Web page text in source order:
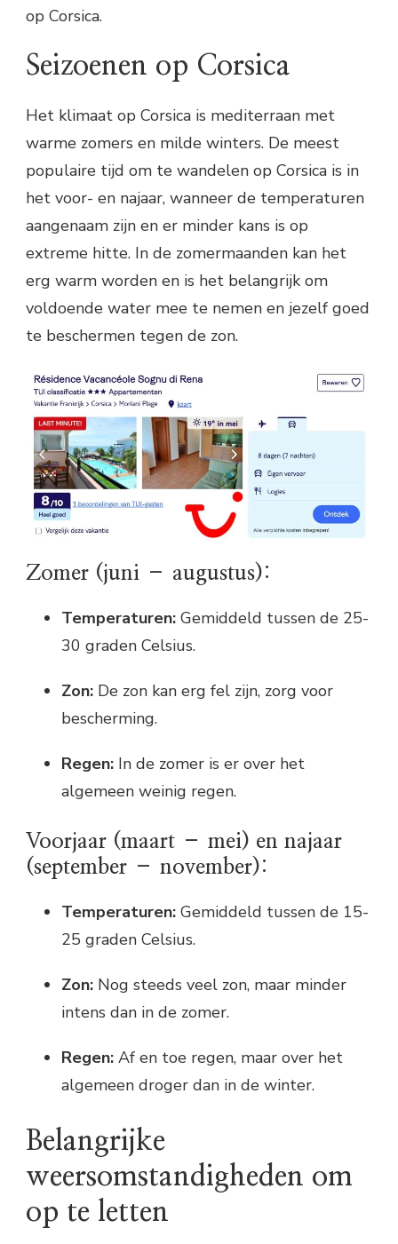
op Corsica.
Seizoenen op Corsica
Het klimaat op Corsica is mediterraan met
warme zomers en milde winters. De meest
populaire tijd om te wandelen op Corsica is in
het voor- en najaar, wanneer de temperaturen
aangenaam zijn en er minder kans is op
extreme hitte. In de zomermaanden kan het
erg warm worden en is het belangrijk om
voldoende water mee te nemen en jezelf goed
te beschermen tegen de zon.
Zomer (juni – augustus):
Temperaturen: Gemiddeld tussen de 25-
30 graden Celsius.
Zon: De zon kan erg fel zijn, zorg voor
bescherming.
Regen: In de zomer is er over het
algemeen weinig regen.
Voorjaar (maart – mei) en najaar
(september – november):
Temperaturen: Gemiddeld tussen de 15-
25 graden Celsius.
Zon: Nog steeds veel zon, maar minder
intens dan in de zomer.
Regen: Af en toe regen, maar over het
algemeen droger dan in de winter.
Belangrijke
weersomstandigheden om
op te letten